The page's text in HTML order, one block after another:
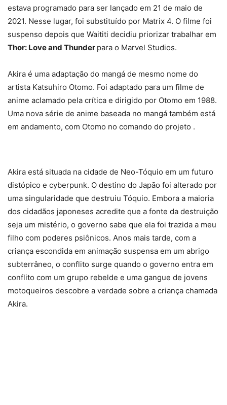
estava programado para ser lançado em 21 de maio de
2021. Nesse lugar, foi substituído por Matrix 4. O filme foi
suspenso depois que Waititi decidiu priorizar trabalhar em
Thor: Love and Thunder para o Marvel Studios.
Akira é uma adaptação do mangá de mesmo nome do
artista Katsuhiro Otomo. Foi adaptado para um filme de
anime aclamado pela crítica e dirigido por Otomo em 1988.
Uma nova série de anime baseada no mangá também está
em andamento, com Otomo no comando do projeto .
Akira está situada na cidade de Neo-Tóquio em um futuro
distópico e cyberpunk. O destino do Japão foi alterado por
uma singularidade que destruiu Tóquio. Embora a maioria
dos cidadãos japoneses acredite que a fonte da destruição
seja um mistério, o governo sabe que ela foi trazida a meu
filho com poderes psiônicos. Anos mais tarde, com a
criança escondida em animação suspensa em um abrigo
subterrâneo, o conflito surge quando o governo entra em
conflito com um grupo rebelde e uma gangue de jovens
motoqueiros descobre a verdade sobre a criança chamada
Akira.